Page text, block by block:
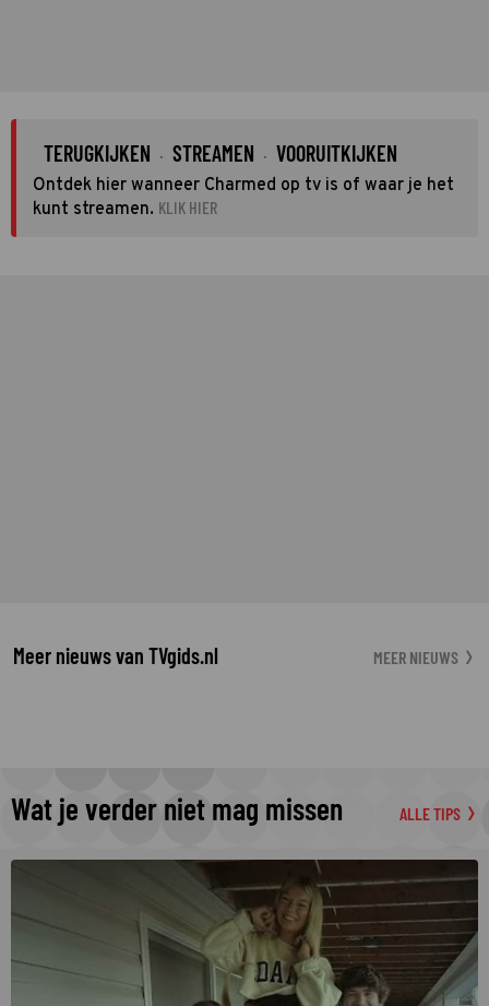
TERUGKIJKEN · STREAMEN · VOORUITKIJKEN
Ontdek hier wanneer Charmed op tv is of waar je het
kunt streamen. KLIK HIER
Meer nieuws van TVgids.nl MEER NIEUWS
Wat je verder niet mag missen ALLE TIPS